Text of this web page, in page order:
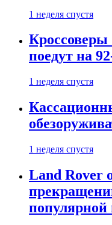
1 неделя спустя
Кроссоверы
поедут на
1 неделя спустя
1 неделя спустя
Land Rover